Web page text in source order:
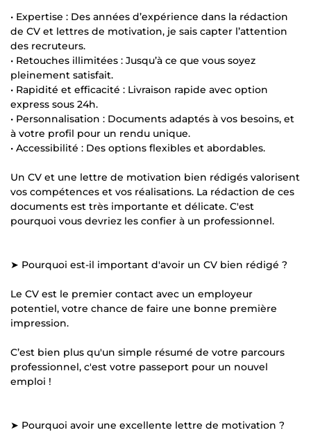
• Expertise : Des années d’expérience dans la rédaction
de CV et lettres de motivation, je sais capter l’attention
des recruteurs.
• Retouches illimitées : Jusqu’à ce que vous soyez
pleinement satisfait.
• Rapidité et efficacité : Livraison rapide avec option
express sous 24h.
• Personnalisation : Documents adaptés à vos besoins, et
à votre profil pour un rendu unique.
• Accessibilité : Des options flexibles et abordables.
Un CV et une lettre de motivation bien rédigés valorisent
vos compétences et vos réalisations. La rédaction de ces
documents est très importante et délicate. C'est
pourquoi vous devriez les confier à un professionnel.
➤ Pourquoi est-il important d'avoir un CV bien rédigé ?
Le CV est le premier contact avec un employeur
potentiel, votre chance de faire une bonne première
impression.
C’est bien plus qu'un simple résumé de votre parcours
professionnel, c'est votre passeport pour un nouvel
emploi !
➤ Pourquoi avoir une excellente lettre de motivation ?